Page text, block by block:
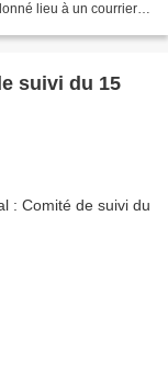
lieu à un courrier
suivi du 15